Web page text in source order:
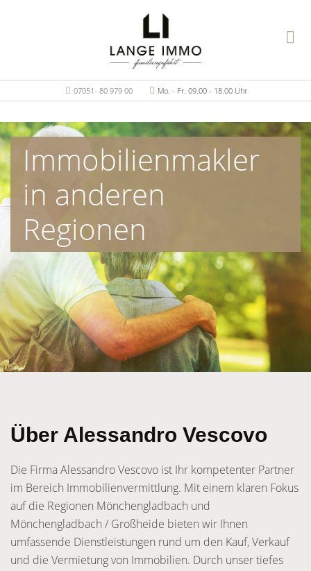
07051- 80 979 00 Mo. - Fr. 09.00 - 18.00 Uhr
Immobilienmakler
in anderen
Regionen
Über Alessandro Vescovo
Die Firma Alessandro Vescovo ist Ihr kompetenter Partner
im Bereich Immobilienvermittlung. Mit einem klaren Fokus
auf die Regionen Mönchengladbach und
Mönchengladbach / Großheide bieten wir Ihnen
umfassende Dienstleistungen rund um den Kauf, Verkauf
und die Vermietung von Immobilien. Durch unser tiefes